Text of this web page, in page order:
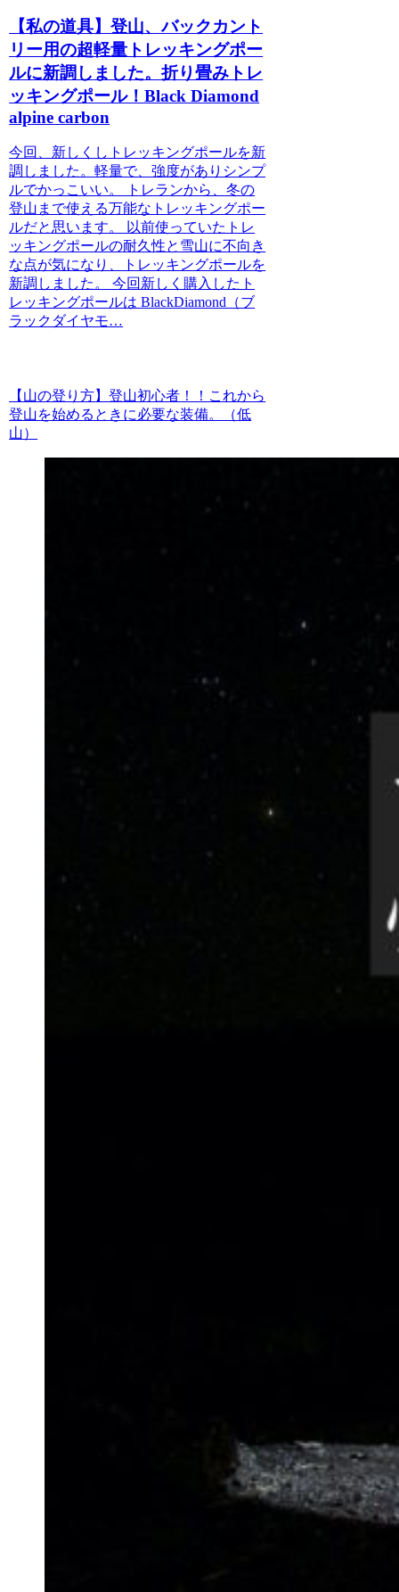
【私の道具】登山、バックカント
リー用の超軽量トレッキングポー
ルに新調しました。折り畳みトレ
ッキングポール！Black Diamond
alpine carbon
今回、新しくしトレッキングポールを新
調しました。軽量で、強度がありシンプ
ルでかっこいい。 トレランから、冬の
登山まで使える万能なトレッキングポー
ルだと思います。 以前使っていたトレ
ッキングポールの耐久性と雪山に不向き
な点が気になり、トレッキングポールを
新調しました。 今回新しく購入したト
レッキングポールは BlackDiamond（ブ
ラックダイヤモ…
【山の登り方】登山初心者！！これから
登山を始めるときに必要な装備。（低
山）